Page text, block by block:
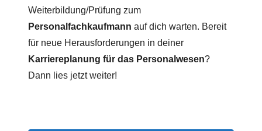
Weiterbildung/Prüfung zum
Personalfachkaufmann auf dich warten. Bereit
für neue Herausforderungen in deiner
Karriereplanung für das Personalwesen?
Dann lies jetzt weiter!